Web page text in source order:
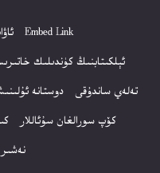
Embed Link
ئېلكىتابنىڭ كۈندىلىك
تەلەي ساندۇقى
دوستانە
كۆپ سورالغان سۇئاللار